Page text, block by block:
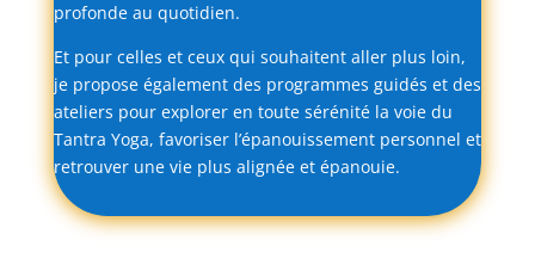
profonde au quotidien.
Et pour celles et ceux qui souhaitent aller plus loin,
je propose également des programmes guidés et des
ateliers pour explorer en toute sérénité la voie du
Tantra Yoga, favoriser l’épanouissement personnel et
retrouver une vie plus alignée et épanouie.